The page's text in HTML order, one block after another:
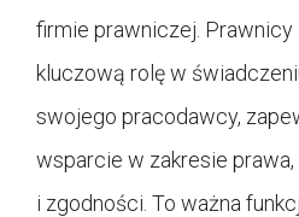
firmie prawniczej. Prawnicy
kluczową rolę w
swojego pracodawcy,
wsparcie w zakresie
i zgodności. To ważna